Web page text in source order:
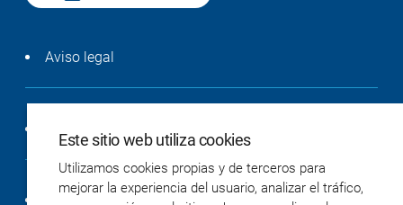
Aviso legal
Política de cookies
Este sitio web utiliza cookies
Utilizamos cookies propias y de terceros para
mejorar la experiencia del usuario, analizar el tráfico,